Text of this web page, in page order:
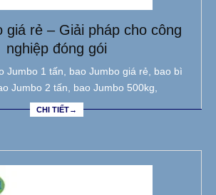
giá rẻ – Giải pháp cho công
nghiệp đóng gói
Jumbo 1 tấn, bao Jumbo giá rẻ, bao bì
Jumbo 2 tấn, bao Jumbo 500kg,
CHI TIẾT→